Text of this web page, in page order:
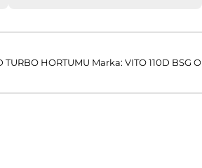
TURBO HORTUMU Marka: VITO 110D BSG